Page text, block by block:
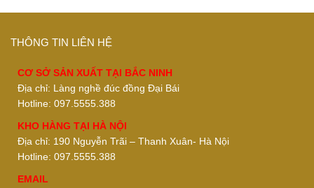
THÔNG TIN LIÊN HỆ
CƠ SỞ SẢN XUẤT TẠI BẮC NINH
Địa chỉ: Làng nghề đúc đồng Đại Bái
Hotline: 097.5555.388
KHO HÀNG TẠI HÀ NỘI
Địa chỉ: 190 Nguyễn Trãi – Thanh Xuân- Hà Nội
Hotline: 097.5555.388
EMAIL